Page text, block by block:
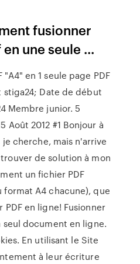
fusionner
une seule ...
"A4" en 1 seule page PDF
stiga24; Date de début
Membre junior. 5
Août 2012 #1 Bonjour à
cherche, mais n'arrive
de solution à mon
un fichier PDF
format A4 chacune), que
PDF en ligne! Fusionner
seul document en ligne.
En utilisant le Site
à leur écriture